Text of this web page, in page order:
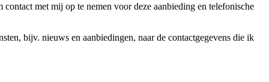
met mij op te nemen voor deze aanbieding en telefonische
bijv. nieuws en aanbiedingen, naar de contactgegevens die ik